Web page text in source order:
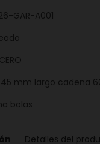
GAR-A001
mm largo cadena
bolas
Detalles del